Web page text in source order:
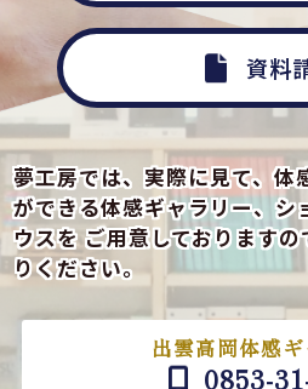
資料
夢工房では、実際に見て、体
ができる体感ギャラリー、シ
ウスをご用意しております
りください。
出雲高岡体感
0853-